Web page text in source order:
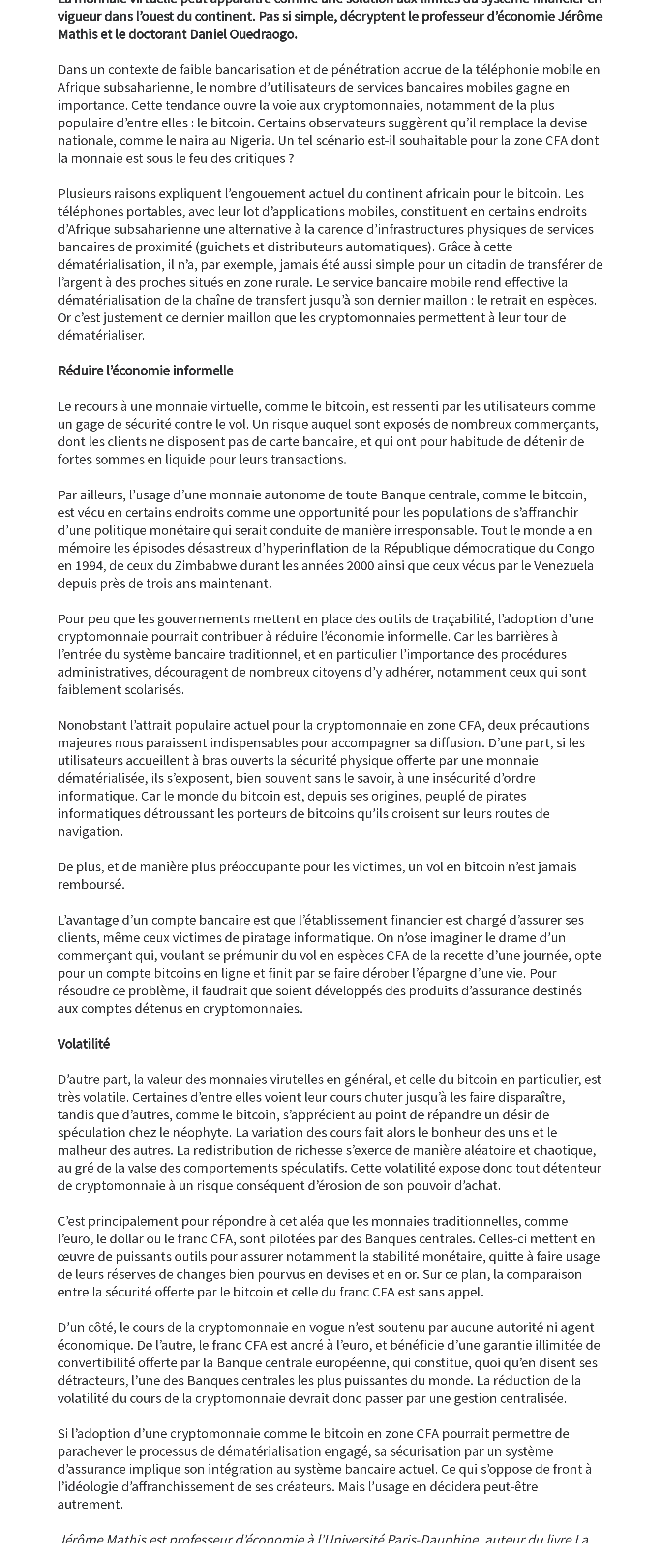
vigueur dans l’ouest du continent. Pas si simple, décryptent le professeur d’économie Jérôme
Mathis et le doctorant Daniel Ouedraogo.
Dans un contexte de faible bancarisation et de pénétration accrue de la téléphonie mobile en
Afrique subsaharienne, le nombre d’utilisateurs de services bancaires mobiles gagne en
importance. Cette tendance ouvre la voie aux cryptomonnaies, notamment de la plus
populaire d’entre elles : le bitcoin. Certains observateurs suggèrent qu’il remplace la devise
nationale, comme le naira au Nigeria. Un tel scénario est-il souhaitable pour la zone CFA dont
la monnaie est sous le feu des critiques ?
Plusieurs raisons expliquent l’engouement actuel du continent africain pour le bitcoin. Les
téléphones portables, avec leur lot d’applications mobiles, constituent en certains endroits
d’Afrique subsaharienne une alternative à la carence d’infrastructures physiques de services
bancaires de proximité (guichets et distributeurs automatiques). Grâce à cette
dématérialisation, il n’a, par exemple, jamais été aussi simple pour un citadin de transférer de
l’argent à des proches situés en zone rurale. Le service bancaire mobile rend effective la
dématérialisation de la chaîne de transfert jusqu’à son dernier maillon : le retrait en espèces.
Or c’est justement ce dernier maillon que les cryptomonnaies permettent à leur tour de
dématérialiser.
Réduire l’économie informelle
Le recours à une monnaie virtuelle, comme le bitcoin, est ressenti par les utilisateurs comme
un gage de sécurité contre le vol. Un risque auquel sont exposés de nombreux commerçants,
dont les clients ne disposent pas de carte bancaire, et qui ont pour habitude de détenir de
fortes sommes en liquide pour leurs transactions.
Par ailleurs, l’usage d’une monnaie autonome de toute Banque centrale, comme le bitcoin,
est vécu en certains endroits comme une opportunité pour les populations de s’affranchir
d’une politique monétaire qui serait conduite de manière irresponsable. Tout le monde a en
mémoire les épisodes désastreux d’hyperinflation de la République démocratique du Congo
en 1994, de ceux du Zimbabwe durant les années 2000 ainsi que ceux vécus par le Venezuela
depuis près de trois ans maintenant.
Pour peu que les gouvernements mettent en place des outils de traçabilité, l’adoption d’une
cryptomonnaie pourrait contribuer à réduire l’économie informelle. Car les barrières à
l’entrée du système bancaire traditionnel, et en particulier l’importance des procédures
administratives, découragent de nombreux citoyens d’y adhérer, notamment ceux qui sont
faiblement scolarisés.
Nonobstant l’attrait populaire actuel pour la cryptomonnaie en zone CFA, deux précautions
majeures nous paraissent indispensables pour accompagner sa diffusion. D’une part, si les
utilisateurs accueillent à bras ouverts la sécurité physique offerte par une monnaie
dématérialisée, ils s’exposent, bien souvent sans le savoir, à une insécurité d’ordre
informatique. Car le monde du bitcoin est, depuis ses origines, peuplé de pirates
informatiques détroussant les porteurs de bitcoins qu’ils croisent sur leurs routes de
navigation.
De plus, et de manière plus préoccupante pour les victimes, un vol en bitcoin n’est jamais
remboursé.
L’avantage d’un compte bancaire est que l’établissement financier est chargé d’assurer ses
clients, même ceux victimes de piratage informatique. On n’ose imaginer le drame d’un
commerçant qui, voulant se prémunir du vol en espèces CFA de la recette d’une journée, opte
pour un compte bitcoins en ligne et finit par se faire dérober l’épargne d’une vie. Pour
résoudre ce problème, il faudrait que soient développés des produits d’assurance destinés
aux comptes détenus en cryptomonnaies.
Volatilité
D’autre part, la valeur des monnaies virutelles en général, et celle du bitcoin en particulier, est
très volatile. Certaines d’entre elles voient leur cours chuter jusqu’à les faire disparaître,
tandis que d’autres, comme le bitcoin, s’apprécient au point de répandre un désir de
spéculation chez le néophyte. La variation des cours fait alors le bonheur des uns et le
malheur des autres. La redistribution de richesse s’exerce de manière aléatoire et chaotique,
au gré de la valse des comportements spéculatifs. Cette volatilité expose donc tout détenteur
de cryptomonnaie à un risque conséquent d’érosion de son pouvoir d’achat.
C’est principalement pour répondre à cet aléa que les monnaies traditionnelles, comme
l’euro, le dollar ou le franc CFA, sont pilotées par des Banques centrales. Celles-ci mettent en
œuvre de puissants outils pour assurer notamment la stabilité monétaire, quitte à faire usage
de leurs réserves de changes bien pourvus en devises et en or. Sur ce plan, la comparaison
entre la sécurité offerte par le bitcoin et celle du franc CFA est sans appel.
D’un côté, le cours de la cryptomonnaie en vogue n’est soutenu par aucune autorité ni agent
économique. De l’autre, le franc CFA est ancré à l’euro, et bénéficie d’une garantie illimitée de
convertibilité offerte par la Banque centrale européenne, qui constitue, quoi qu’en disent ses
détracteurs, l’une des Banques centrales les plus puissantes du monde. La réduction de la
volatilité du cours de la cryptomonnaie devrait donc passer par une gestion centralisée.
Si l’adoption d’une cryptomonnaie comme le bitcoin en zone CFA pourrait permettre de
parachever le processus de dématérialisation engagé, sa sécurisation par un système
d’assurance implique son intégration au système bancaire actuel. Ce qui s’oppose de front à
l’idéologie d’affranchissement de ses créateurs. Mais l’usage en décidera peut-être
autrement.